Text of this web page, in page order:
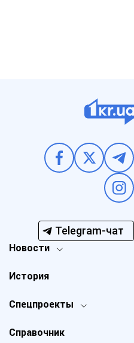
Telegram-чат
Новости
Спецпроекты
История
Справочник